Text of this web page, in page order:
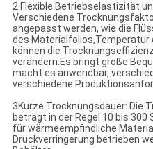
2.Flexible Betriebselastizität
Verschiedene
angepasst werden, wie die
des Materialfolios,Temperatur
können die
verändern.Es bringt große
macht es anwendbar,
verschiedene
3Kurze Trocknungsdauer: Die
beträgt in der Regel 10 bis 300
für wärmeempfindliche
Druckverringerung betrieben